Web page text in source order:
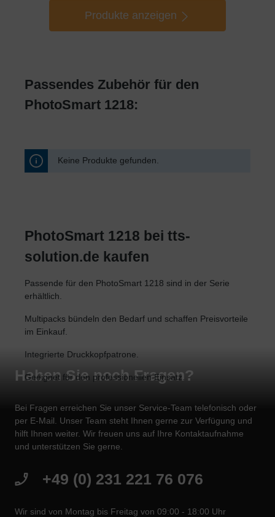
Produkte anzeigen
Passendes Zubehör für den
PhotoSmart 1218:
Keine Produkte gefunden.
PhotoSmart 1218 bei tts-
solution.de kaufen
Passende für den PhotoSmart 1218 sind in der Serie
erhältlich.
Multipacks bündeln den Bedarf und schaffen Preisvorteile
im Einkauf.
Integrierte Druckkopfpatrone.
Geeignet für den professionellen Einsatz.
Haben Sie noch Fragen?
Bei Fragen erreichen Sie unser Service-Team telefonisch oder
per E-Mail. Unser Team steht Ihnen gerne zur Verfügung und
hilft Ihnen weiter. Wir freuen uns auf Ihre Kontaktaufnahme
und unterstützen Sie gerne.
+49 (0) 231 221 76 076
Wir sind von Montag bis Freitag von 09:00 - 18:00 Uhr